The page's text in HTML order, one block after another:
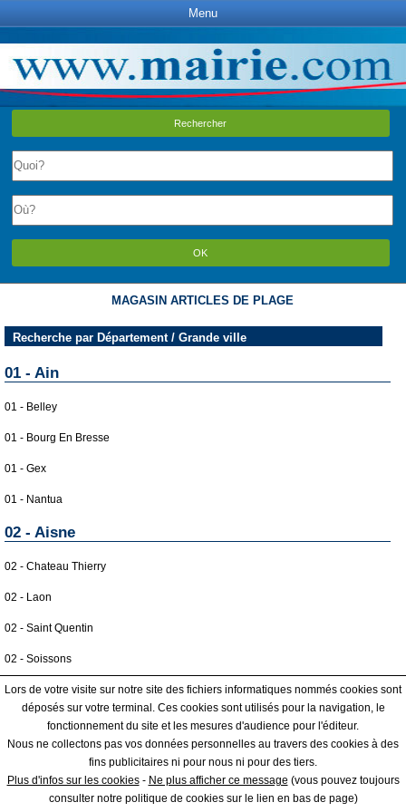
Menu
Rechercher
OK
MAGASIN ARTICLES DE PLAGE
Recherche par Département / Grande ville
01 - Ain
01 - Belley
01 - Bourg En Bresse
01 - Gex
01 - Nantua
02 - Aisne
02 - Chateau Thierry
02 - Laon
02 - Saint Quentin
02 - Soissons
02 - Vervins
03 - Allier
03 - Moulins
ESPACE GRAND PUBLIC : information des utilisateurs
PRO : Créer une fiche / Régle d'affichage
Lors de votre visite sur notre site des fichiers informatiques nommés cookies sont
déposés sur votre terminal. Ces cookies sont utilisés pour la navigation, le
fonctionnement du site et les mesures d'audience pour l'éditeur.
Nous ne collectons pas vos données personnelles au travers des cookies à des
fins publicitaires ni pour nous ni pour des tiers.
Plus d'infos sur les cookies- Ne plus afficher ce message (vous pouvez toujours
consulter notre politique de cookies sur le lien en bas de page)